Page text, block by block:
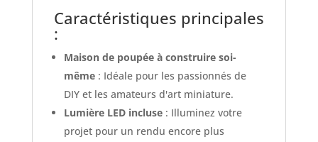
Caractéristiques principales
:
Maison de poupée à construire soi-
même: Idéale pour les passionnés de
DIY et les amateurs d'art miniature.
Lumière LED incluse: Illuminez votre
projet pour un rendu encore plus